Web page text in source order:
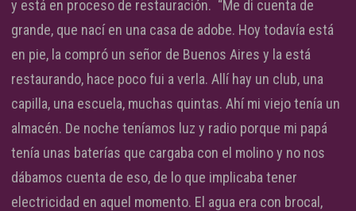
y está en proceso de restauración. “Me di cuenta de
grande, que nací en una casa de adobe. Hoy todavía está
en pie, la compró un señor de Buenos Aires y la está
restaurando, hace poco fui a verla. Allí hay un club, una
capilla, una escuela, muchas quintas. Ahí mi viejo tenía un
almacén. De noche teníamos luz y radio porque mi papá
tenía unas baterías que cargaba con el molino y no nos
dábamos cuenta de eso, de lo que implicaba tener
electricidad en aquel momento. El agua era con brocal,